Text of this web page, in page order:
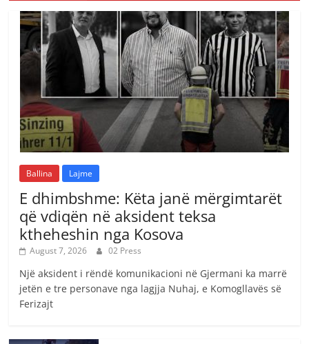
Ballina Lajme
E dhimbshme: Këta janë mërgimtarët
që vdiqën në aksident teksa
ktheheshin nga Kosova
August 7, 2026 02 Press
Një aksident i rëndë komunikacioni në Gjermani ka marrë
jetën e tre personave nga lagjja Nuhaj, e Komogllavës së
Ferizajt